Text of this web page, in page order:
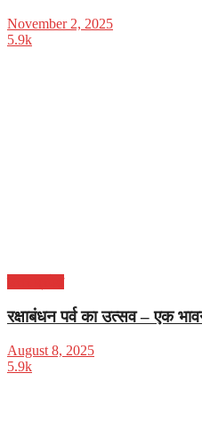
November 2, 2025
5.9k
रक्षाबंधन पर्व का उत्सव – एक
August 8, 2025
5.9k